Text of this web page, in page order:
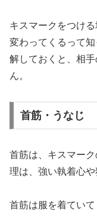
キスマークをつけ
変わってくるって
解しておくと、相
ん。
首筋・うなじ
首筋は、キスマー
理は、強い執着心や
首筋は服を着てい